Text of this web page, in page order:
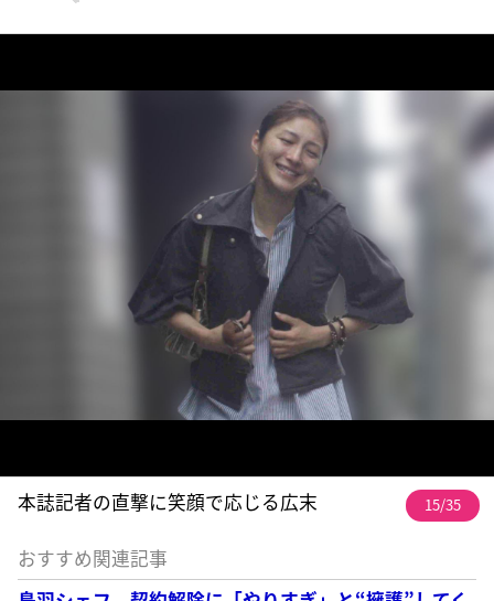
本誌記者の直撃に笑顔で応じる広末 15/35
おすすめ関連記事